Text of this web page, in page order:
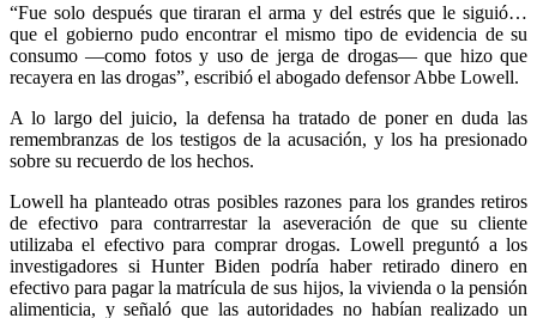
“Fue solo después que tiraran el arma y del estrés que le siguió…
que el gobierno pudo encontrar el mismo tipo de evidencia de su
consumo —como fotos y uso de jerga de drogas— que hizo que
recayera en las drogas”, escribió el abogado defensor Abbe Lowell.
A lo largo del juicio, la defensa ha tratado de poner en duda las
remembranzas de los testigos de la acusación, y los ha presionado
sobre su recuerdo de los hechos.
Lowell ha planteado otras posibles razones para los grandes retiros
de efectivo para contrarrestar la aseveración de que su cliente
utilizaba el efectivo para comprar drogas. Lowell preguntó a los
investigadores si Hunter Biden podría haber retirado dinero en
efectivo para pagar la matrícula de sus hijos, la vivienda o la pensión
alimenticia, y señaló que las autoridades no habían realizado un